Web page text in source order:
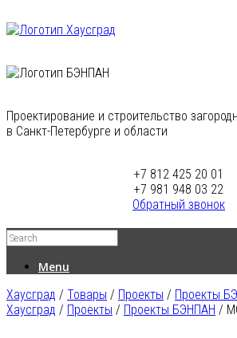
Проектирование и строительство
в Санкт-Петербурге и области
+7 812 425 20 01
+7 981 948 03 22
Обратный звонок
Menu
Хаусград / Товары / Проекты / Проекты
Хаусград / Проекты / Проекты БЭНПАН /